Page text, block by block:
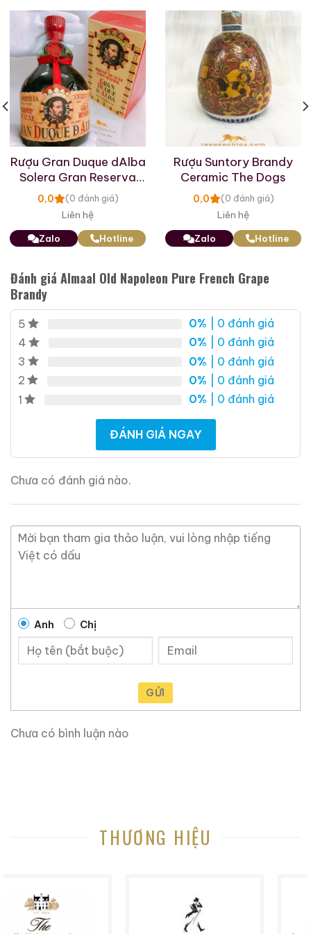
Giới Thiệu Một Số Mẫu Rượu Whisky
Oak 1997
Oak 1996
0,0 (0 đánh giá)
28.880.000 ₫
Zalo Hotline
Giới Thiệu Một Số Mẫu Rượu Brandy
Brandy Changyu Gold
Medal
700ml / 40%
muốn biết về nguồn gốc của một loại rượu whisky cụ
thể, hoặc hương vị và lịch sử đi kèm với nó, trang web
Trang web này rất hữu ích khi bạn không biết nhiều về
rượu ngoại, tại đây chúng tôi chia sẽ kinh nghiệm và
những gì học hỏi được trong hơn 10 năm trong lĩnh vực
Rượu Gran Duque dAlba
Solera Gran Reserva
Brandy
0,0 (0 đánh giá)
Liên hệ
Zalo Hotline
Rượu Suntory Brandy
Ceramic The Dogs
0,0 (0 đánh giá)
Liên hệ
Zalo Hotline
Đánh giá Almaal Old Napoleon Pure French Grape
Brandy
5 0% | 0 đánh giá
4
0% | 0 đánh giá
3
0% | 0 đánh giá
2
0% | 0 đánh giá
1
0% | 0 đánh giá
ĐÁNH GIÁ NGAY
Chưa có đánh giá nào.
Anh Chị
GỬI
Chưa có bình luận nào
THƯƠNG HIỆU